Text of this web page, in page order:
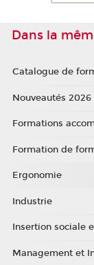
Dans la
Catalogue de
Nouveautés 2026
Formations
Formation de
Ergonomie
Industrie
Insertion sociale
Management et